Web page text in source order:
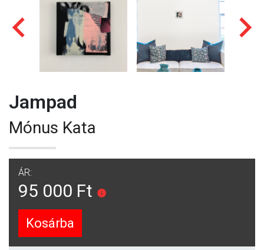
Jampad
Mónus Kata
ÁR:
95 000 Ft
Kosárba